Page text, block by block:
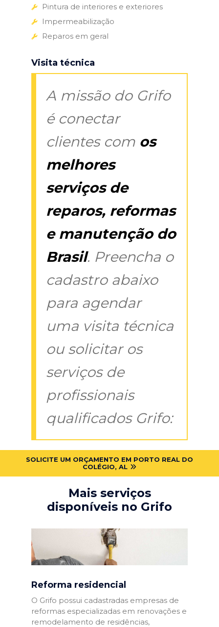
Pintura de interiores e exteriores
Impermeabilização
Reparos em geral
Visita técnica
A missão do Grifo
é conectar
clientes com os
melhores
serviços de
reparos, reformas
e manutenção do
Brasil. Preencha o
cadastro abaixo
para agendar
uma visita técnica
ou solicitar os
serviços de
profissionais
qualificados Grifo:
SOLICITE UM ORÇAMENTO EM PORTO REAL DO
COLÉGIO, AL
Mais serviços
disponíveis no Grifo
Reforma residencial
O Grifo possui cadastradas empresas de
reformas especializadas em renovações e
remodelamento de residências,